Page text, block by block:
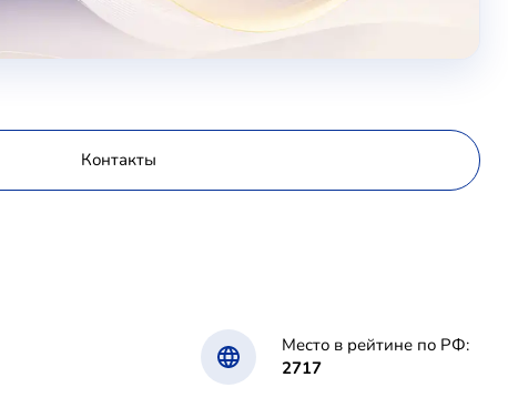
Контакты
Место в рейтине по РФ:
2717